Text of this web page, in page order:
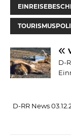
D-
D-RR News